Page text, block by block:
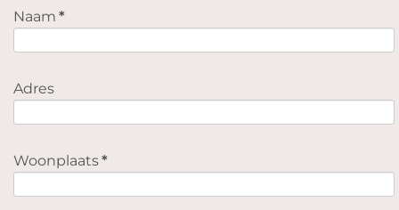
Naam *
Adres
Woonplaats*